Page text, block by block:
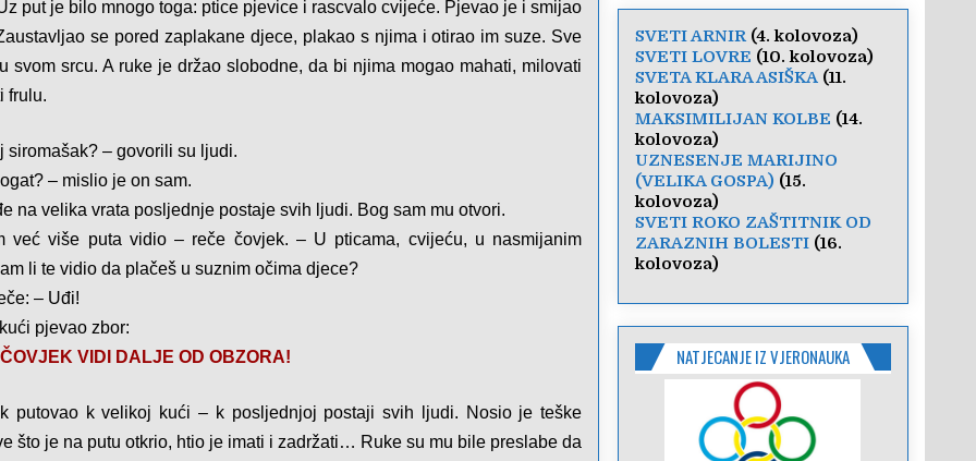
put je bilo mnogo toga: ptice pjevice i rascvalo cvijeće. Pjevao je i smijao
se pored zaplakane djece, plakao s njima i otirao im suze. Sve
svom srcu. A ruke je držao slobodne, da bi njima mogao mahati, milovati
frulu.
siromašak? – govorili su ljudi.
– mislio je on sam.
na velika vrata posljednje postaje svih ljudi. Bog sam mu otvori.
već više puta vidio – reče čovjek. – U pticama, cvijeću, u nasmijanim
li te vidio da plačeš u suznim očima djece?
– Uđi!
pjevao zbor:
VIDI DALJE OD OBZORA!
putovao k velikoj kući – k posljednjoj postaji svih ljudi. Nosio je teške
što je na putu otkrio, htio je imati i zadržati… Ruke su mu bile preslabe da
SVETI ARNIR(4. kolovoza)
SVETI LOVRE (10. kolovoza)
SVETA KLARA ASIŠKA(11.
kolovoza)
MAKSIMILIJAN KOLBE (14.
kolovoza)
UZNESENJE MARIJINO
(VELIKA GOSPA) (15.
kolovoza)
SVETI ROKO ZAŠTITNIK OD
ZARAZNIH BOLESTI(16.
kolovoza)
NATJECANJE IZ VJERONAUKA